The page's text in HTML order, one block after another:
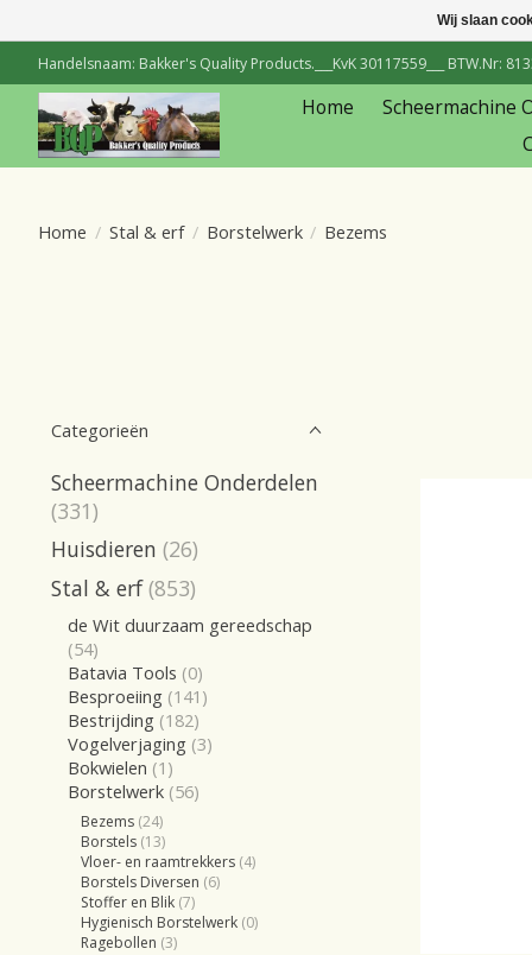
Handelsnaam: Bakker's Quality Products.___KvK 30117559___ BTW.Nr:
Home
Scheermachine
Home / Stal & erf / Borstelwerk / Bezems
Categorieën
Scheermachine Onderdelen
(331)
Huisdieren (26)
Stal & erf (853)
de Wit duurzaam gereedschap
(54)
Batavia Tools (0)
Besproeiing (141)
Bestrijding (182)
Vogelverjaging (3)
Bokwielen (1)
Borstelwerk (56)
Bezems (24)
Borstels (13)
Vloer- en raamtrekkers (4)
Borstels Diversen (6)
Stoffer en Blik (7)
Hygienisch Borstelwerk (0)
Ragebollen (3)
Wij slaan